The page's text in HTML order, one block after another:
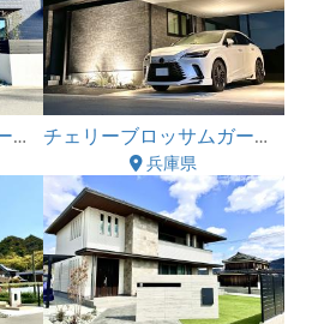
チェリーブロッサムガーデン株式会社
チェリーブロッサムガーデン株式会社
兵庫県